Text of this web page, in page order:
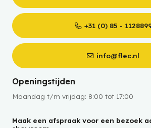
+31 (0) 85 -
info@flec.nl
Openingstijden
Maandag t/m vrijdag: 8:00 tot 17:00
Maak een afspraak voor een bezoek